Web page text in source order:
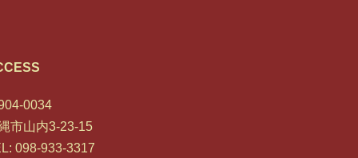
0034
市山内3-23-15
098-933-3317